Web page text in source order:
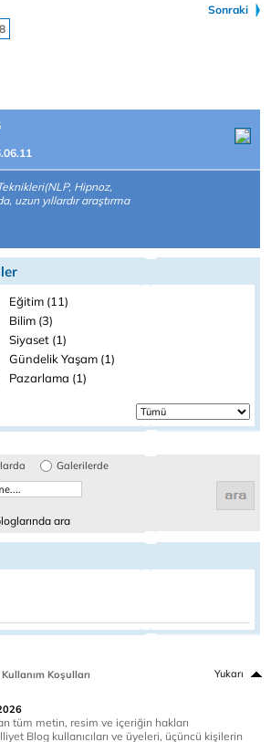
Sonraki
8
Hipnoz,
uzun yıllardır araştırma
Eğitim (11)
Bilim (3)
Siyaset (1)
Gündelik Yaşam (1)
Pazarlama (1)
Galerilerde
ara
Kullanım Koşulları Yukarı
tüm metin, resim ve içeriğin hakları
Blog kullanıcıları ve üyeleri, üçüncü kişilerin